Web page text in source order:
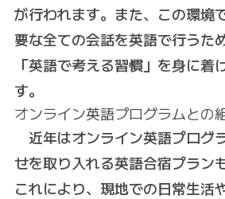
が行われます。また、この環境
要な全ての会話を英語で行うた
「英語で考える習慣」を身に着
す。
オンライン英語プログラムとの
近年はオンライン英語プログ
せを取り入れる英語合宿プラン
これにより、現地での日常生活